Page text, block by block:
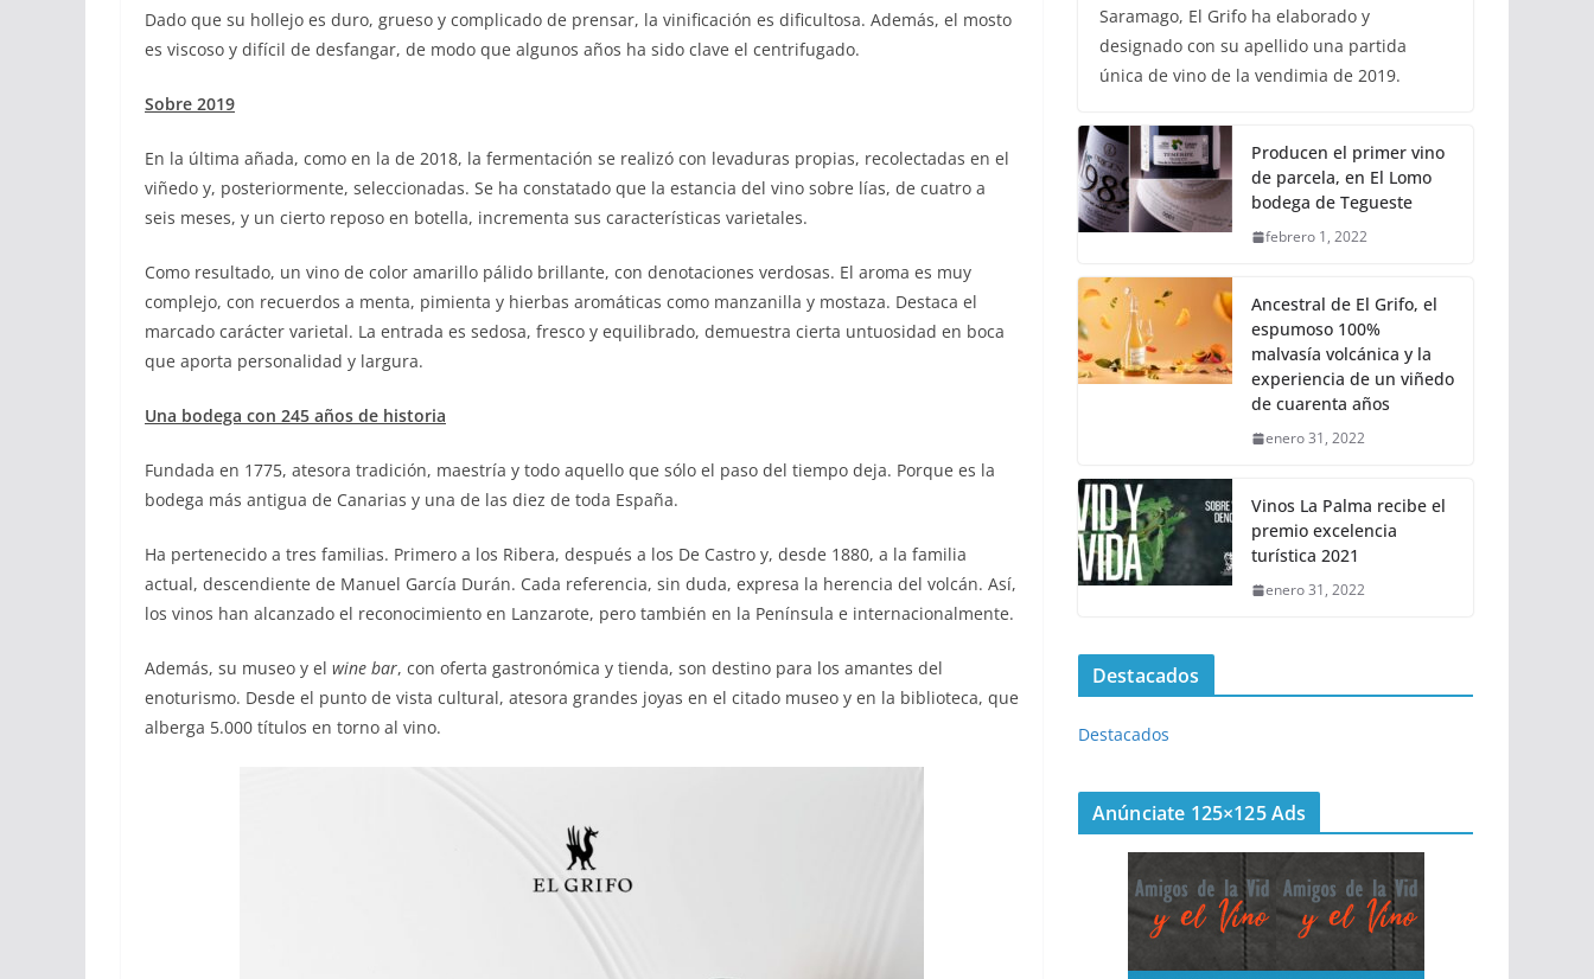
Dado que su hollejo es duro, grueso y complicado de prensar, la vinificación es dificultosa. Además, el mosto
es viscoso y difícil de desfangar, de modo que algunos años ha sido clave el centrifugado.
Sobre 2019
En la última añada, como en la de 2018, la fermentación se realizó con levaduras propias, recolectadas en el
viñedo y, posteriormente, seleccionadas. Se ha constatado que la estancia del vino sobre lías, de cuatro a
seis meses, y un cierto reposo en botella, incrementa sus características varietales.
Como resultado, un vino de color amarillo pálido brillante, con denotaciones verdosas. El aroma es muy
complejo, con recuerdos a menta, pimienta y hierbas aromáticas como manzanilla y mostaza. Destaca el
marcado carácter varietal. La entrada es sedosa, fresco y equilibrado, demuestra cierta untuosidad en boca
que aporta personalidad y largura.
Una bodega con 245 años de historia
Fundada en 1775, atesora tradición, maestría y todo aquello que sólo el paso del tiempo deja. Porque es la
bodega más antigua de Canarias y una de las diez de toda España.
Ha pertenecido a tres familias. Primero a los Ribera, después a los De Castro y, desde 1880, a la familia
actual, descendiente de Manuel García Durán. Cada referencia, sin duda, expresa la herencia del volcán. Así,
los vinos han alcanzado el reconocimiento en Lanzarote, pero también en la Península e internacionalmente.
Además, su museo y el wine bar, con oferta gastronómica y tienda, son destino para los amantes del
enoturismo. Desde el punto de vista cultural, atesora grandes joyas en el citado museo y en la biblioteca, que
alberga 5.000 títulos en torno al vino.
Saramago, El Grifo ha elaborado y
designado con su apellido una partida
única de vino de la vendimia de 2019.
Producen el primer vino
de parcela, en El Lomo
bodega de Tegueste
febrero 1, 2022
Ancestral de El Grifo, el
espumoso 100%
malvasía volcánica y la
experiencia de un viñedo
de cuarenta años
enero 31, 2022
Vinos La Palma recibe el
premio excelencia
turística 2021
enero 31, 2022
Destacados
Destacados
Anúnciate 125×125 Ads